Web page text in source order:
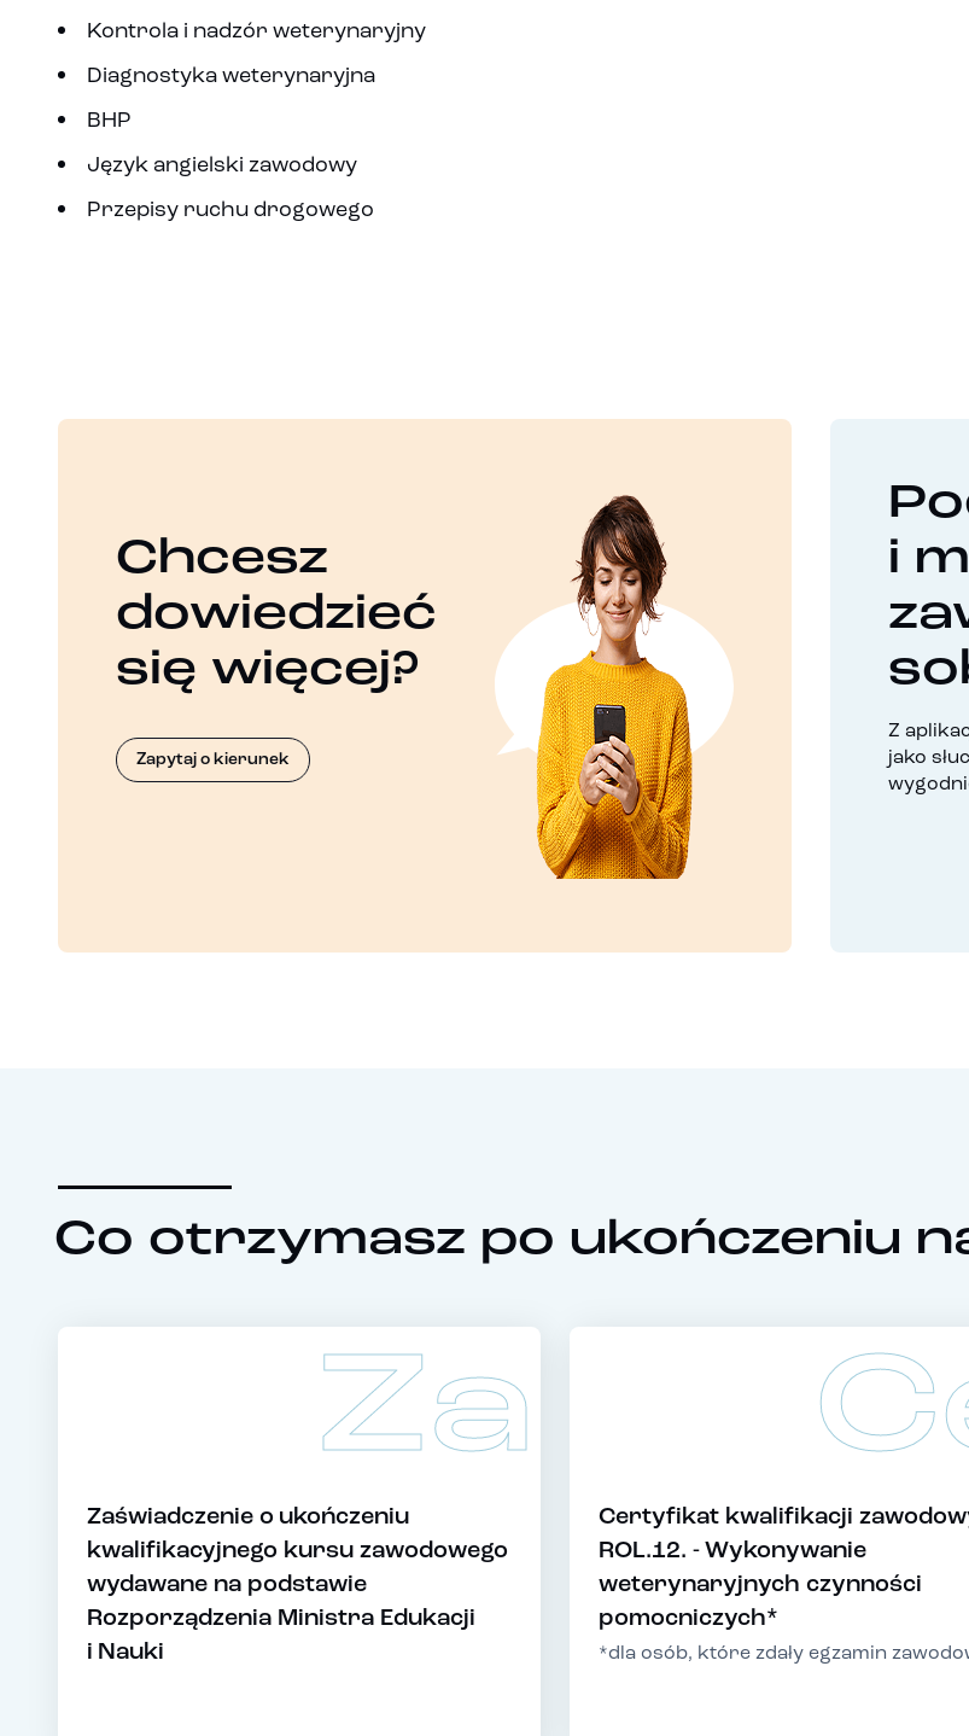
Kontrola i nadzór weterynaryjny
Diagnostyka weterynaryjna
BHP
Język angielski zawodowy
Przepisy ruchu drogowego
Chcesz
dowiedzieć
się więcej?
Zapytaj o kierunek
i
Z
jako
Co otrzymasz po ukończeniu
Za
Zaświadczenie o ukończeniu
kwalifikacyjnego kursu zawodowego
wydawane na podstawie
Rozporządzenia Ministra Edukacji
i Nauki
Certyfikat kwalifikacji
ROL.12. - Wykonywanie
weterynaryjnych czynności
pomocniczych*
*dla osób, które zdały egzamin